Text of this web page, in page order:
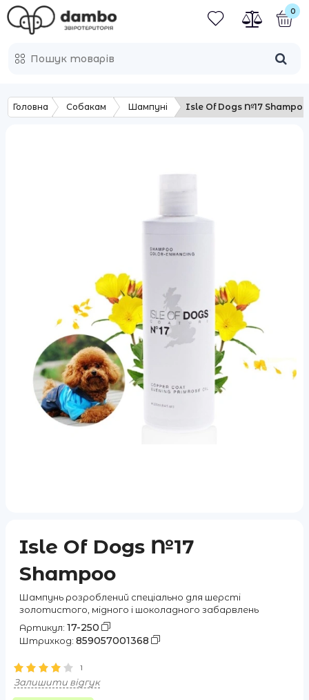
0
Головна Собакам Шампуні Isle Of Dogs №17 Shampoo
Isle Of Dogs №17
Shampoo
Шампунь розроблений спеціально для шерсті
золотистого, мідного і шоколадного забарвлень
Артикул: 17-250
Штрихкод: 859057001368
1
Залишити відгук